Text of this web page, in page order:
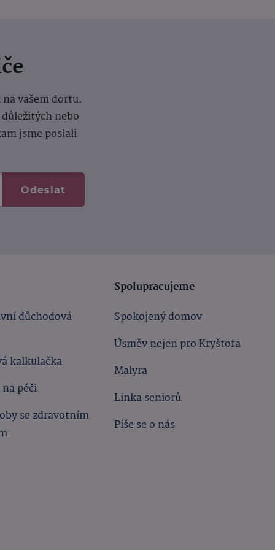
vašem dortu.
nebo
jsme poslali
Odeslat
důchodová
kalkulačka
péči
se zdravotním
Spolupracujeme
Spokojený domov
Úsměv nejen pro Kryštofa
Malyra
Linka seniorů
Píše se o nás